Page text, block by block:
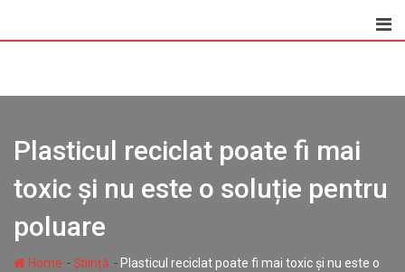
Plasticul reciclat poate fi mai
toxic și nu este o soluție pentru
poluare
Home -Știință - Plasticul reciclat poate fi mai toxic și nu este o